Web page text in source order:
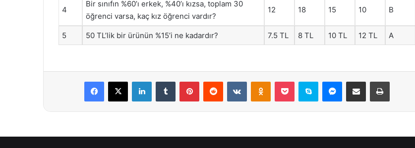
4
Bir sınıfın %60’ı erkek, %40’ı kızsa, toplam 30
öğrenci varsa, kaç kız öğrenci vardır?
12 18 15 10 B
5 50 TL’lik bir ürünün %15’i ne kadardır? 7.5 TL 8 TL 10 TL 12 TL A
Facebook
X LinkedInTumblr PinterestReddit VKontakteOdnoklassniki
Pocket Skype Messenger
E-Posta ile paylaş Yazdır